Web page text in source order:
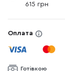
615 грн
Оплата
Готівкою